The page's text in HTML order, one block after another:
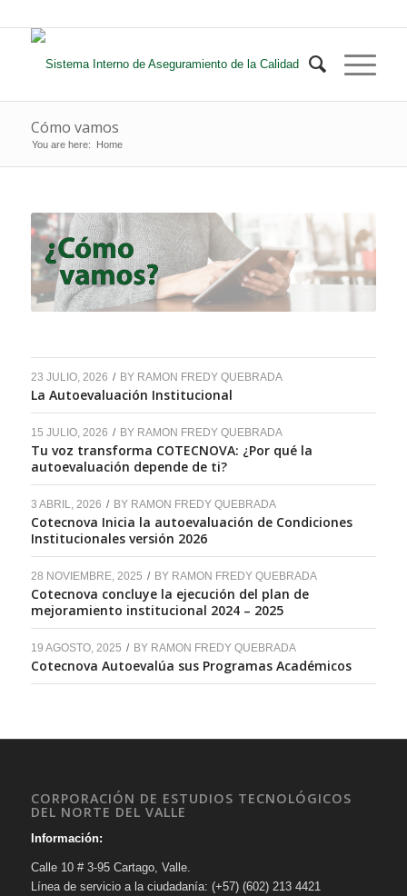
Cómo vamos
You are here: Home
23 JULIO, 2026 / BY RAMON FREDY QUEBRADA
La Autoevaluación Institucional
15 JULIO, 2026 / BY RAMON FREDY QUEBRADA
Tu voz transforma COTECNOVA: ¿Por qué la
autoevaluación depende de ti?
3 ABRIL, 2026 / BY RAMON FREDY QUEBRADA
Cotecnova Inicia la autoevaluación de Condiciones
Institucionales versión 2026
28 NOVIEMBRE, 2025 / BY RAMON FREDY QUEBRADA
Cotecnova concluye la ejecución del plan de
mejoramiento institucional 2024 – 2025
19 AGOSTO, 2025 / BY RAMON FREDY QUEBRADA
Cotecnova Autoevalúa sus Programas Académicos
CORPORACIÓN DE ESTUDIOS TECNOLÓGICOS
DEL NORTE DEL VALLE
Información:
Calle 10 # 3-95 Cartago, Valle.
Línea de servicio a la ciudadanía: (+57) (602) 213 4421